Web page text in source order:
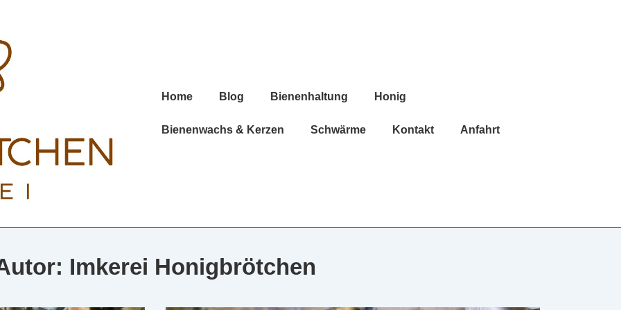
Home Blog Bienenhaltung Honig
Bienenwachs & Kerzen Schwärme Kontakt Anfahrt
Imkerei Honigbrötchen